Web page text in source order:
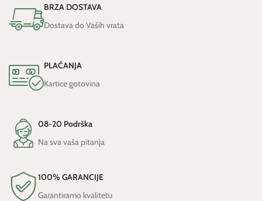
BRZA DOSTAVA
Dostava do Vaših vrata
PLAĆANJA
Kartice gotovina
08-20 Podrška
Na sva vaša pitanja
100% GARANCIJE
Garantiramo kvalitetu